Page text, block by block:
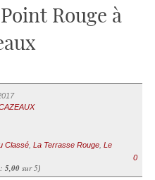
Rouge à
Classé, La Terrasse Rouge, Le
5,00sur 5)
0